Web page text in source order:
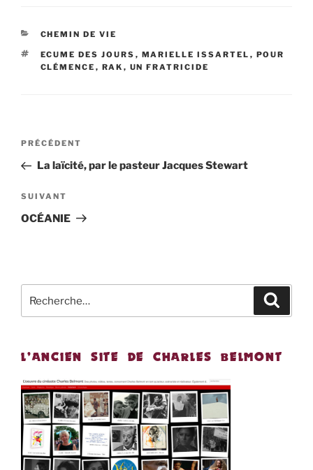
CATÉGORIES
CHEMIN DE VIE
ÉTIQUETTES
ECUME DES JOURS , MARIELLE ISSARTEL , POUR
CLÉMENCE , RAK , UN FRATRICIDE
Navigation
l’article
Article
précédent
PRÉCÉDENT
La laïcité, par le pasteur Jacques Stewart
Article
suivant
SUIVANT
OCÉANIE
pour
L’ANCIEN SITE DE CHARLES BELMONT